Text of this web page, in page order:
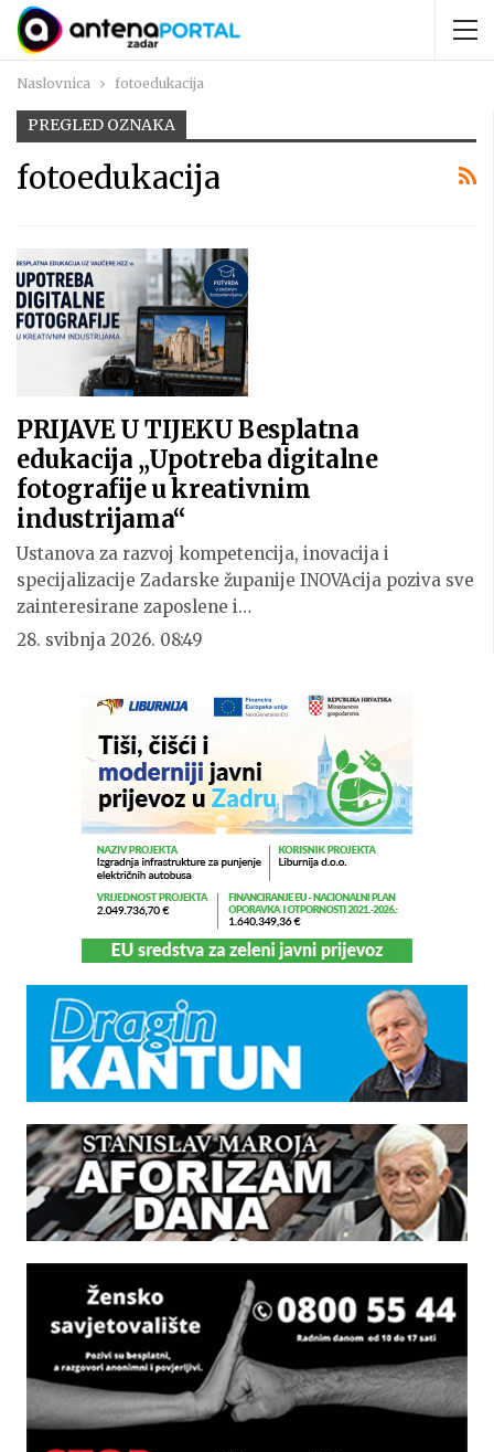
Naslovnica fotoedukacija
PREGLED OZNAKA
fotoedukacija
PRIJAVE U TIJEKU Besplatna
edukacija „Upotreba digitalne
fotografije u kreativnim
industrijama“
Ustanova za razvoj kompetencija, inovacija i
specijalizacije Zadarske županije INOVAcija poziva sve
zainteresirane zaposlene i…
28. svibnja 2026. 08:49